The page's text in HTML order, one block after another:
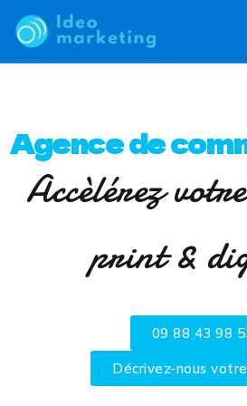
Agence de
Accèlérez
print &
09 88 43 98
Décrivez-nous